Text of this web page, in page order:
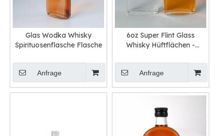
Glas Wodka Whisky
Spirituosenflasche Flasche
Anfrage
6oz Super Flint Glass
Whisky Hüftflächen -
Großhandel Großhandel
Anfrage